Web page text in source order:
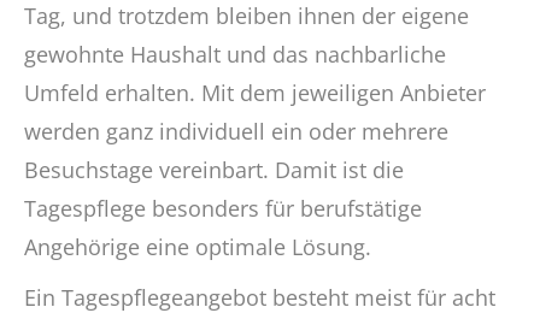
Tag, und trotzdem bleiben ihnen der eigene
gewohnte Haushalt und das nachbarliche
Umfeld erhalten. Mit dem jeweiligen Anbieter
werden ganz individuell ein oder mehrere
Besuchstage vereinbart. Damit ist die
Tagespflege besonders für berufstätige
Angehörige eine optimale Lösung.
Ein Tagespflegeangebot besteht meist für acht